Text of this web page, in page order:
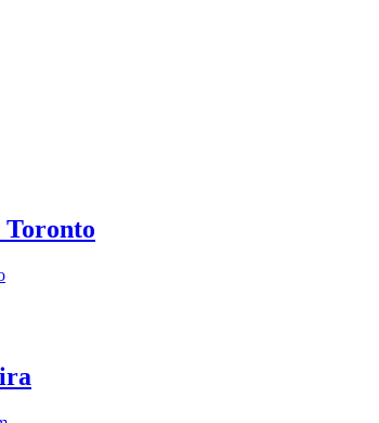
Toronto